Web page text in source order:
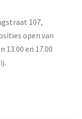
107,
open van
en 17.00